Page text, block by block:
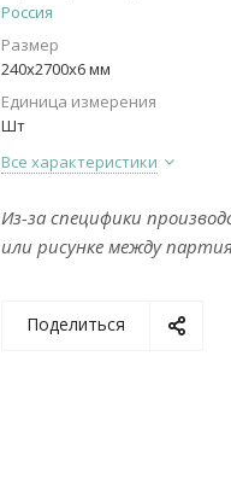
Россия
Размер
240х2700х6 мм
Единица измерения
Шт
Все характеристики
Из-за специфики
или рисунке между
Поделиться